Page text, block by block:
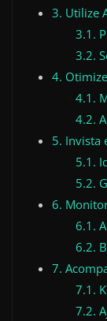
3. Utilize
3.1.
3.2.
4.
4.1.
4.2.
5. Invista
5.1.
5.2.
6.
6.1.
6.2.
7.
7.1.
7.2.